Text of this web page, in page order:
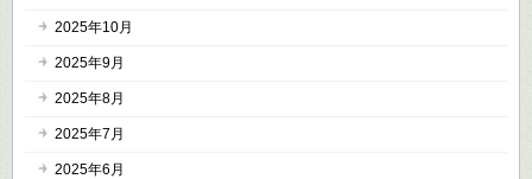
2025年10月
2025年9月
2025年8月
2025年7月
2025年6月